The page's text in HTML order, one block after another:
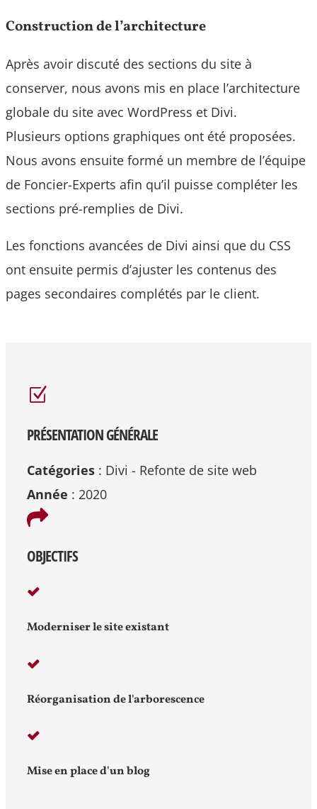
Construction de l’architecture
Après avoir discuté des sections du site à
conserver, nous avons mis en place l’architecture
globale du site avec WordPress et Divi.
Plusieurs options graphiques ont été proposées.
Nous avons ensuite formé un membre de l’équipe
de Foncier-Experts afin qu’il puisse compléter les
sections pré-remplies de Divi.
Les fonctions avancées de Divi ainsi que du CSS
ont ensuite permis d’ajuster les contenus des
pages secondaires complétés par le client.
Z
PRÉSENTATION GÉNÉRALE
Catégories : Divi - Refonte de site web
Année : 2020

OBJECTIFS

Moderniser le site existant

Réorganisation de l'arborescence

Mise en place d'un blog